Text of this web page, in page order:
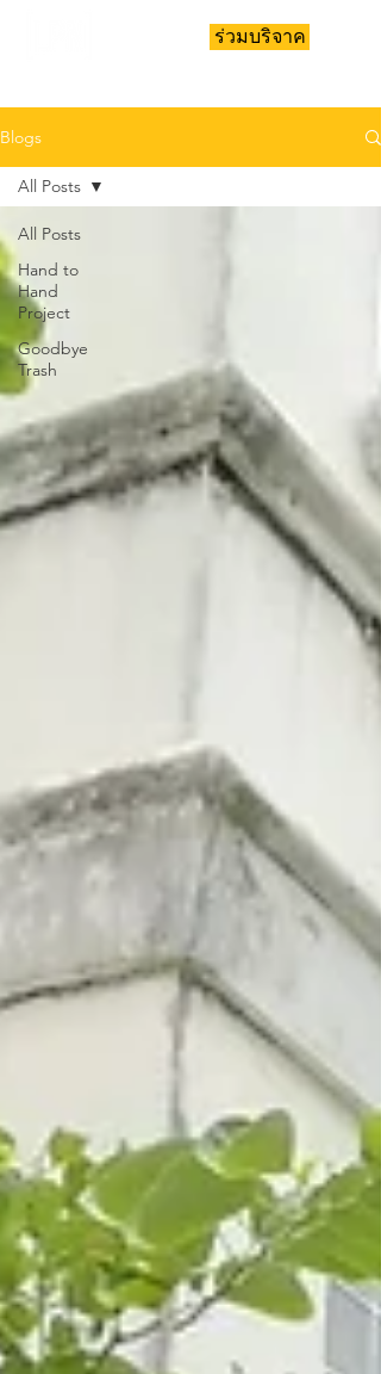
ร่วมบริจาค
Blogs
All Posts
Hand to
Hand
Project
Goodbye
Trash
All Posts